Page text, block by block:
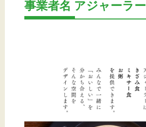
小坂町商工会について
文字サイズ
標準
事業者名 アジャーラー